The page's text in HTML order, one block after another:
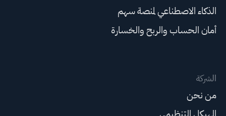
الذكاء الاصطناعي لمنصة سهم
أمان الحساب والربح والخسارة
الشركة
من نحن